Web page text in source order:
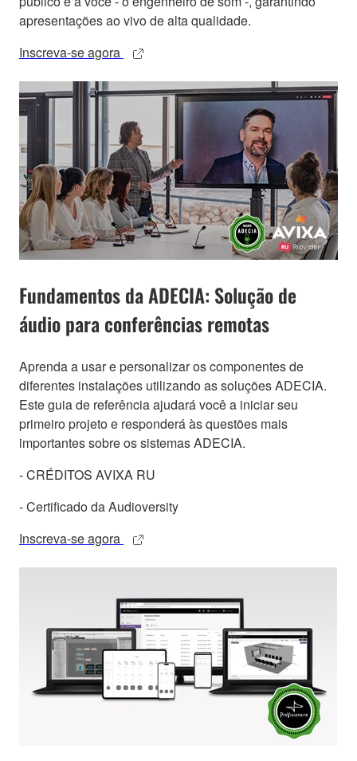
apresentações ao vivo de alta qualidade.
Inscreva-se agora
Fundamentos da ADECIA: Solução de
áudio para conferências remotas
Aprenda a usar e personalizar os componentes de
diferentes instalações utilizando as soluções ADECIA.
Este guia de referência ajudará você a iniciar seu
primeiro projeto e responderá às questões mais
importantes sobre os sistemas ADECIA.
- CRÉDITOS AVIXA RU
- Certificado da Audioversity
Inscreva-se agora